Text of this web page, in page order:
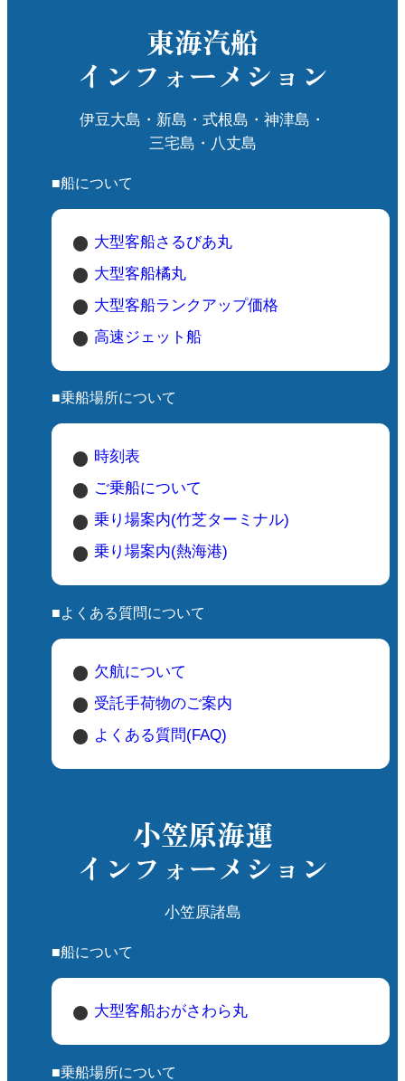
東海汽船
インフォーメション
伊豆大島・新島・式根島・神津島・
三宅島・八丈島
■船について
大型客船さるびあ丸
大型客船橘丸
大型客船ランクアップ価格
高速ジェット船
■乗船場所について
時刻表
ご乗船について
乗り場案内(竹芝ターミナル)
乗り場案内(熱海港)
■よくある質問について
欠航について
受託手荷物のご案内
よくある質問(FAQ)
小笠原海運
インフォーメション
小笠原諸島
■船について
大型客船おがさわら丸
■乗船場所について